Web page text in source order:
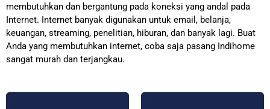
membutuhkan dan bergantung pada koneksi yang andal pada
Internet. Internet banyak digunakan untuk email, belanja,
keuangan, streaming, penelitian, hiburan, dan banyak lagi. Buat
Anda yang membutuhkan internet, coba saja pasang Indihome
sangat murah dan terjangkau.